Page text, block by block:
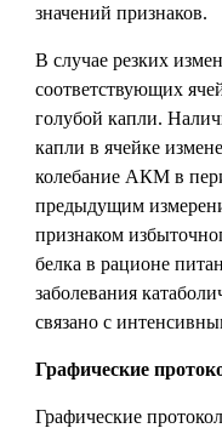
значений признаков.
В случае резких
соответствующих
голубой капли.
капли в ячейке
колебание АКМ в
предыдущим
признаком
белка в рационе
заболевания
связано с
Графические
Графические